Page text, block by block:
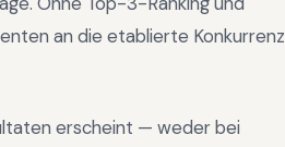
an die etablierte Konkurrenz
erscheint — weder bei